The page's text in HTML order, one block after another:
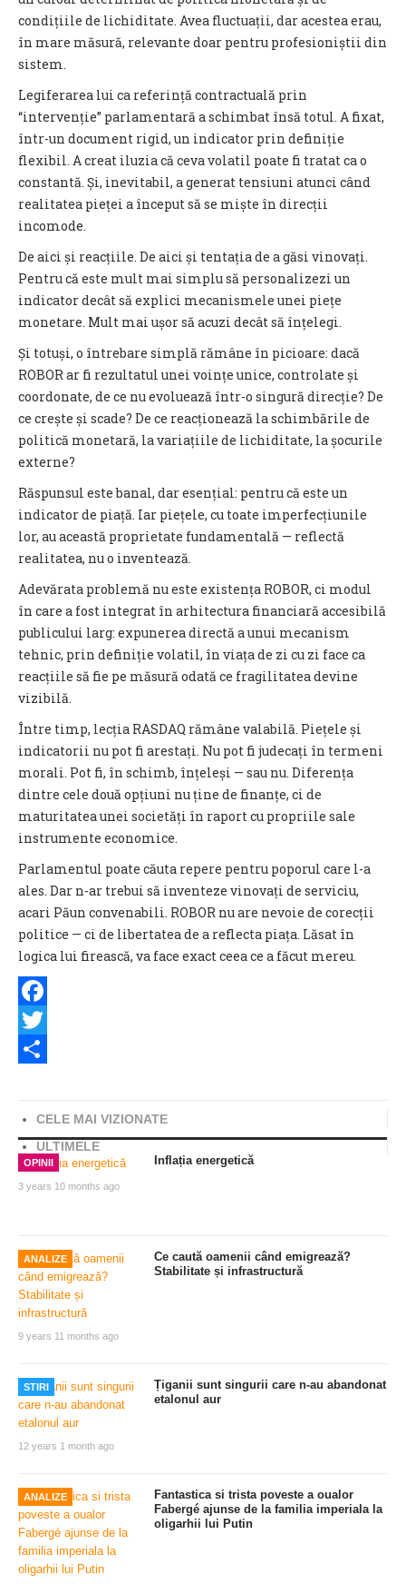
condițiile de lichiditate. Avea fluctuații, dar acestea erau,
în mare măsură, relevante doar pentru profesioniștii din
sistem.
Legiferarea lui ca referință contractuală prin
“intervenție” parlamentară a schimbat însă totul. A fixat,
într-un document rigid, un indicator prin definiție
flexibil. A creat iluzia că ceva volatil poate fi tratat ca o
constantă. Și, inevitabil, a generat tensiuni atunci când
realitatea pieței a început să se miște în direcții
incomode.
De aici și reacțiile. De aici și tentația de a găsi vinovați.
Pentru că este mult mai simplu să personalizezi un
indicator decât să explici mecanismele unei piețe
monetare. Mult mai ușor să acuzi decât să înțelegi.
Și totuși, o întrebare simplă rămâne în picioare: dacă
ROBOR ar fi rezultatul unei voințe unice, controlate și
coordonate, de ce nu evoluează într-o singură direcție? De
ce crește și scade? De ce reacționează la schimbările de
politică monetară, la variațiile de lichiditate, la șocurile
externe?
Răspunsul este banal, dar esențial: pentru că este un
indicator de piață. Iar piețele, cu toate imperfecțiunile
lor, au această proprietate fundamentală — reflectă
realitatea, nu o inventează.
Adevărata problemă nu este existența ROBOR, ci modul
în care a fost integrat în arhitectura financiară accesibilă
publicului larg: expunerea directă a unui mecanism
tehnic, prin definiție volatil, în viața de zi cu zi face ca
reacțiile să fie pe măsură odată ce fragilitatea devine
vizibilă.
Între timp, lecția RASDAQ rămâne valabilă. Piețele și
indicatorii nu pot fi arestați. Nu pot fi judecați în termeni
morali. Pot fi, în schimb, înțeleși — sau nu. Diferența
dintre cele două opțiuni nu ține de finanțe, ci de
maturitatea unei societăți în raport cu propriile sale
instrumente economice.
Parlamentul poate căuta repere pentru poporul care l-a
ales. Dar n-ar trebui să inventeze vinovați de serviciu,
acari Păun convenabili. ROBOR nu are nevoie de corecții
politice — ci de libertatea de a reflecta piața. Lăsat în
logica lui firească, va face exact ceea ce a făcut mereu.
Facebook
Twitter
CELE MAI VIZIONATE
ULTIMELE
OPINII
3 years 10 months ago
Inflația energetică
ANALIZE
9 years 11 months ago
Ce caută oamenii când emigrează?
Stabilitate și infrastructură
STIRI
12 years 1 month ago
Țiganii sunt singurii care n-au abandonat
etalonul aur
ANALIZE
Fantastica si trista poveste a oualor
Fabergé ajunse de la familia imperiala la
oligarhii lui Putin